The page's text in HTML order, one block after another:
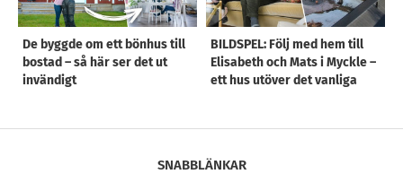
De byggde om ett bönhus till
bostad – så här ser det ut
invändigt
BILDSPEL: Följ med hem till
Elisabeth och Mats i Myckle –
ett hus utöver det vanliga
SNABBLÄNKAR